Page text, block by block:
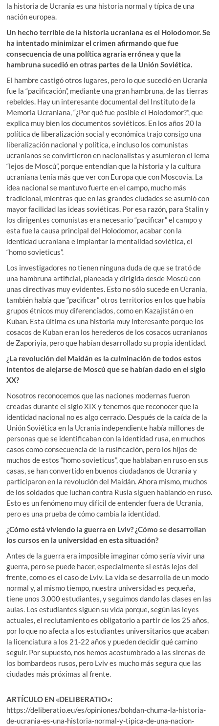
la historia de Ucrania es una historia normal y típica de una
nación europea.
Un hecho terrible de la historia ucraniana es el Holodomor. Se
ha intentado minimizar el crimen afirmando que fue
consecuencia de una política agraria errónea y que la
hambruna sucedió en otras partes de la Unión Soviética.
El hambre castigó otros lugares, pero lo que sucedió en Ucrania
fue la “pacificación”, mediante una gran hambruna, de las tierras
rebeldes. Hay un interesante documental del Instituto de la
Memoria Ucraniana, “¿Por qué fue posible el Holodomor?”, que
explica muy bien los documentos soviéticos. En los años 20 la
política de liberalización social y económica trajo consigo una
liberalización nacional y política, e incluso los comunistas
ucranianos se convirtieron en nacionalistas y asumieron el lema
“lejos de Moscú”, porque entendían que la historia y la cultura
ucraniana tenía más que ver con Europa que con Moscovia. La
idea nacional se mantuvo fuerte en el campo, mucho más
tradicional, mientras que en las grandes ciudades se asumió con
mayor facilidad las ideas soviéticas. Por esa razón, para Stalin y
los dirigentes comunistas era necesario “pacificar” el campo y
esta fue la causa principal del Holodomor, acabar con la
identidad ucraniana e implantar la mentalidad soviética, el
“homo sovieticus”.
Los investigadores no tienen ninguna duda de que se trató de
una hambruna artificial, planeada y dirigida desde Moscú con
unas directivas muy evidentes. Esto no sólo sucede en Ucrania,
también había que “pacificar” otros territorios en los que había
grupos étnicos muy diferenciados, como en Kazajistán o en
Kuban. Esta última es una historia muy interesante porque los
cosacos de Kuban eran los herederos de los cosacos ucranianos
de Zaporiyia, pero que habían desarrollado su propia identidad.
¿La revolución del Maidán es la culminación de todos estos
intentos de alejarse de Moscú que se habían dado en el siglo
XX?
Nosotros reconocemos que las naciones modernas fueron
creadas durante el siglo XIX y tenemos que reconocer que la
identidad nacional no es algo cerrado. Después de la caída de la
Unión Soviética en la Ucrania independiente había millones de
personas que se identificaban con la identidad rusa, en muchos
casos como consecuencia de la rusificación, pero los hijos de
muchos de estos “homo sovieticus”, que hablaban en ruso en sus
casas, se han convertido en buenos ciudadanos de Ucrania y
participaron en la revolución del Maidán. Ahora mismo, muchos
de los soldados que luchan contra Rusia siguen hablando en ruso.
Esto es un fenómeno muy difícil de entender fuera de Ucrania,
pero es una prueba de cómo cambia la identidad.
¿Cómo está viviendo la guerra en Lviv? ¿Cómo se desarrollan
los cursos en la universidad en esta situación?
Antes de la guerra era imposible imaginar cómo sería vivir una
guerra, pero se puede hacer, especialmente si estás lejos del
frente, como es el caso de Lviv. La vida se desarrolla de un modo
normal y, al mismo tiempo, nuestra universidad es pequeña,
tiene unos 3.000 estudiantes, y seguimos dando las clases en las
aulas. Los estudiantes siguen su vida porque, según las leyes
actuales, el reclutamiento es obligatorio a partir de los 25 años,
por lo que no afecta a los estudiantes universitarios que acaban
la licenciatura a los 21-22 años y pueden decidir qué camino
seguir. Por supuesto, nos hemos acostumbrado a las sirenas de
los bombardeos rusos, pero Lviv es mucho más segura que las
ciudades más próximas al frente.
ARTÍCULO EN «DELIBERATIO»:
https://deliberatio.eu/es/opiniones/bohdan-chuma-la-historia-
de-ucrania-es-una-historia-normal-y-tipica-de-una-nacion-